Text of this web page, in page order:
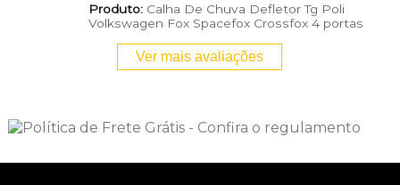
Produto:Calha De Chuva Defletor Tg Poli
Volkswagen Fox Spacefox Crossfox 4 portas
Ver mais avaliações